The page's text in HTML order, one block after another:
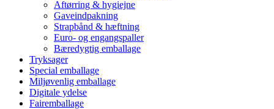
Aftørring & hygiejne
Gaveindpakning
Strapbånd & hæftning
Euro- og engangspaller
Bæredygtig emballage
Tryksager
Special emballage
Miljøvenlig emballage
Digitale ydelse
Fairemballage